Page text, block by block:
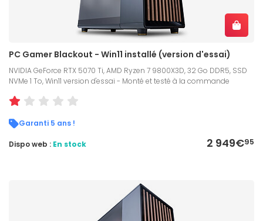
PC Gamer Blackout - Win11 installé (version d'essai)
NVIDIA GeForce RTX 5070 Ti, AMD Ryzen 7 9800X3D, 32 Go DDR5, SSD
NVMe 1 To, Win11 version d'essai - Monté et testé à la commande
Garanti 5 ans !
2 949€95
Dispo web : En stock